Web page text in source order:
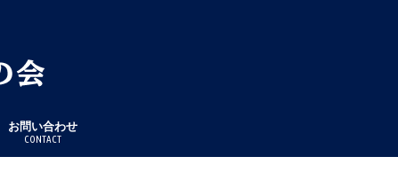
お問い合わせ
CONTACT